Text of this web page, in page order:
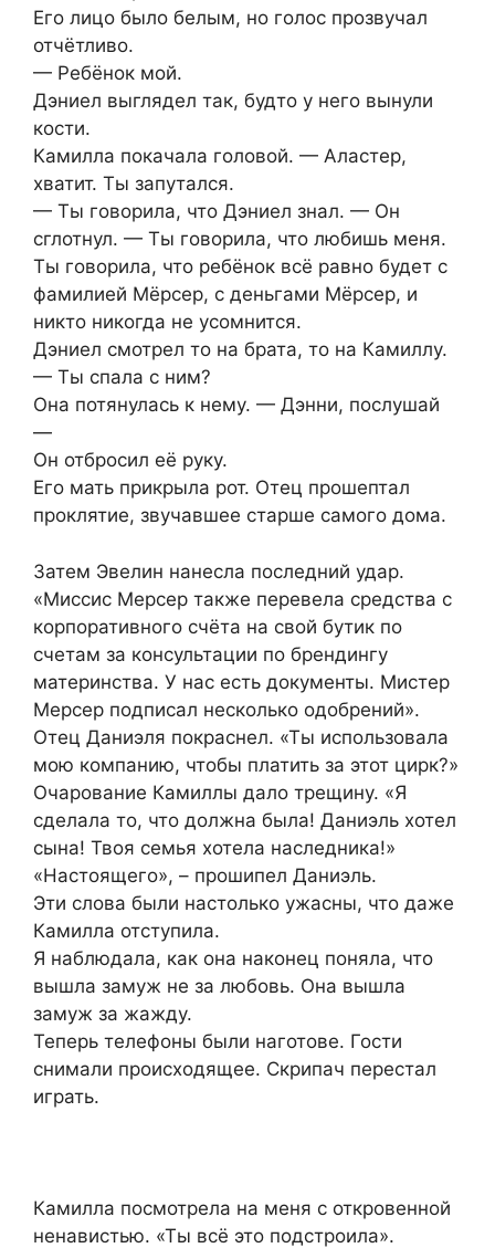
Его лицо было белым, но голос прозвучал
отчётливо.
— Ребёнок мой.
Дэниел выглядел так, будто у него вынули
кости.
Камилла покачала головой. — Аластер,
хватит. Ты запутался.
— Ты говорила, что Дэниел знал. — Он
сглотнул. — Ты говорила, что любишь меня.
Ты говорила, что ребёнок всё равно будет с
фамилией Мёрсер, с деньгами Мёрсер, и
никто никогда не усомнится.
Дэниел смотрел то на брата, то на Камиллу.
— Ты спала с ним?
Она потянулась к нему. — Дэнни, послушай
—
Он отбросил её руку.
Его мать прикрыла рот. Отец прошептал
проклятие, звучавшее старше самого дома.
Затем Эвелин нанесла последний удар.
«Миссис Мерсер также перевела средства с
корпоративного счёта на свой бутик по
счетам за консультации по брендингу
материнства. У нас есть документы. Мистер
Мерсер подписал несколько одобрений».
Отец Даниэля покраснел. «Ты использовала
мою компанию, чтобы платить за этот цирк?»
Очарование Камиллы дало трещину. «Я
сделала то, что должна была! Даниэль хотел
сына! Твоя семья хотела наследника!»
«Настоящего», – прошипел Даниэль.
Эти слова были настолько ужасны, что даже
Камилла отступила.
Я наблюдала, как она наконец поняла, что
вышла замуж не за любовь. Она вышла
замуж за жажду.
Теперь телефоны были наготове. Гости
снимали происходящее. Скрипач перестал
играть.
Камилла посмотрела на меня с откровенной
ненавистью. «Ты всё это подстроила».